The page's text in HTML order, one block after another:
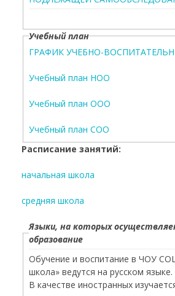
Учебный план
ГРАФИК УЧЕБНО-
Учебный план НОО
Учебный план ООО
Учебный план СОО
Расписание занятий:
начальная школа
средняя школа
Языки, на которых
образование
Обучение и воспитание в ЧОУ
школа» ведутся на русском языке.
В качестве иностранных